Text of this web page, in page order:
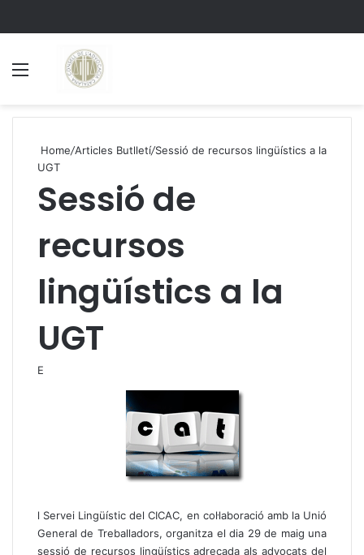
Home/Articles Butlletí/Sessió de recursos lingüístics a la
UGT
Sessió de
recursos
lingüístics a la
UGT
E
l Servei Lingüístic del CICAC, en col·laboració amb la Unió
General de Treballadors, organitza el dia 29 de maig una
sessió de recursos lingüístics adreçada als advocats del